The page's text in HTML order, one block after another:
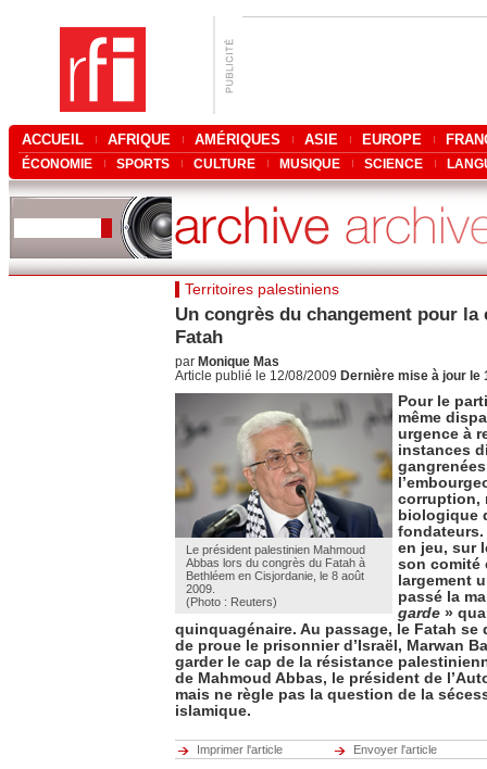
ACCUEIL AFRIQUE AMÉRIQUES ASIE EUROPE
ÉCONOMIE SPORTS CULTURE MUSIQUE SCIENCE
Territoires palestiniens
Un congrès du changement pour
Fatah
par Monique Mas
Article publié le 12/08/2009 Dernière mise à jour le
Le président palestinien Mahmoud
Abbas lors du congrès du Fatah à
Bethléem en Cisjordanie, le 8 août
2009.
(Photo : Reuters)
Pour le
même
urgence à
instances
corruption,
biologique
fondateurs.
en jeu, sur
son comité
largement
passé la
garde »
quinquagénaire. Au passage, le Fatah se
de proue le prisonnier d’Israël, Marwan
garder le cap de la résistance
de Mahmoud Abbas, le président de
mais ne règle pas la question de la
islamique.
Imprimer l'article Envoyer l'article